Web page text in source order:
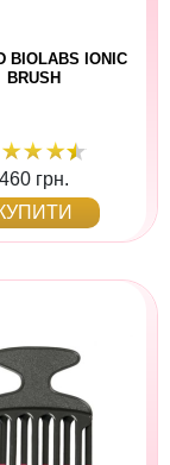
BIOLABS IONIC
BRUSH
460 грн.